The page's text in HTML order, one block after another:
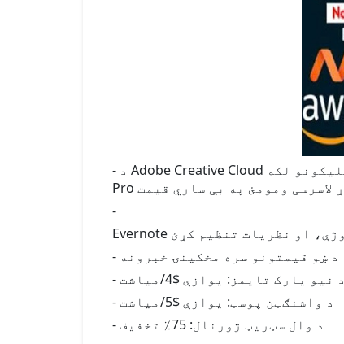
- د Adobe Creative Cloud یوازې $7/میاشت - خپل تخلیقیت خوشې کړئ او د صنعت مشر غوښتنلیکونو لکه Photoshop، Illustrator، او Premiere
-
- د نیو یارک تایمز: یوازې $4/میاشت
- د واشنګټن پوسټ: یوازې $5/میاشت
- د وال سټریټ ژورنال: 75٪ تخفیف